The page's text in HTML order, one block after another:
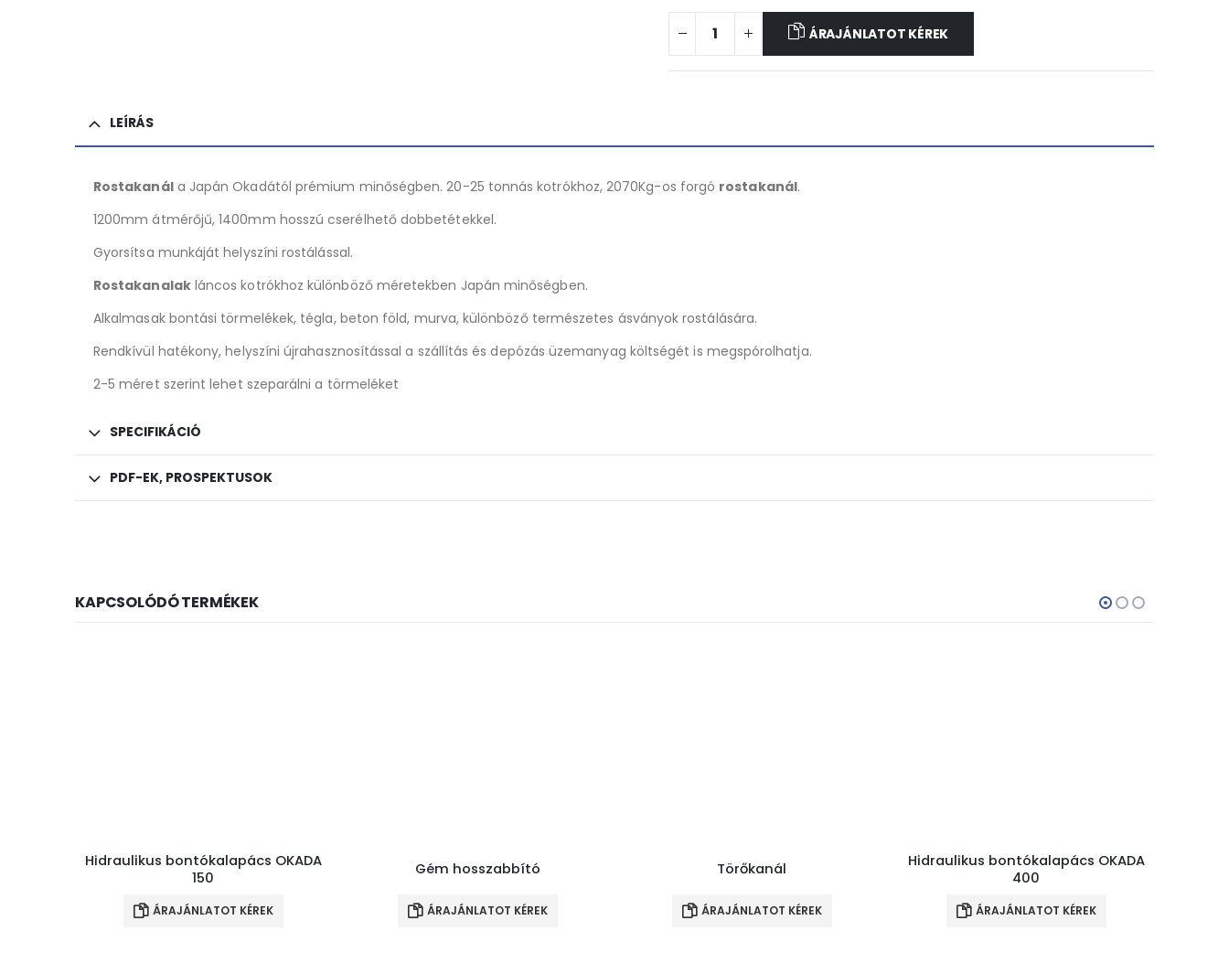
ÁRAJÁNLATOT KÉREK
LEÍRÁS
Rostakanála Japán Okadától prémium minőségben. 20-25 tonnás kotrókhoz, 2070Kg-os forgó rostakanál.
1200mm átmérőjű, 1400mm hosszú cserélhető dobbetétekkel.
Gyorsítsa munkáját helyszíni rostálással.
Rostakanalakláncos kotrókhoz különböző méretekben Japán minőségben.
Alkalmasak bontási törmelékek, tégla, beton föld, murva, különböző természetes ásványok rostálására.
Rendkívül hatékony, helyszíni újrahasznosítással a szállítás és depózás üzemanyag költségét is megspórolhatja.
2-5 méret szerint lehet szeparálni a törmeléket
SPECIFIKÁCIÓ
PDF-EK, PROSPEKTUSOK
KAPCSOLÓDÓ TERMÉKEK
Hidraulikus bontókalapács OKADA
150
ÁRAJÁNLATOT KÉREK
Gém hosszabbító
ÁRAJÁNLATOT KÉREK
Törőkanál
ÁRAJÁNLATOT KÉREK
Hidraulikus bontókalapács OKADA
400
ÁRAJÁNLATOT KÉREK